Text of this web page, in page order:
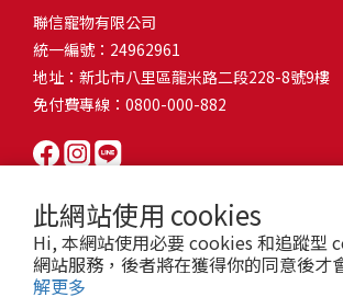
此網站使用 cookies
Hi, 本網站使用必要 cookies 和追蹤型
網站服務，後者將在獲得你的同意後才
解更多
尿尿？A: 建立固定如廁時間表，成功時立即獎
密切監督。意外發生時不責罵，使用專用除臭劑
一直吠叫怎麼辦？A: 找出原因（尋求注意力、
「安靜」指令，停止吠叫時獎勵。避免對吠叫
向獎勵比懲罰更有效且健康。懲罰可能導致恐
狗狗怎麼辦？A: 循序漸進社交化，從友善成犬
正面經驗後給予獎勵。考慮參加專業幼犬社交課
慮要如何處理？A: 練習短暫分離，逐漸延長。
調。提供能分散注意力的玩具，建立可預測的
有血絲、異味特別重，那就要小心可能是 寄生
蟲、球蟲）或腸胃炎、腸道疾病。這類情況會
下來甚至可能造成貓咪消瘦、免疫力下降。定
月一次，成貓每 3~6 個月一次）。觀察貓咪精
嘔吐、食慾下降，務必儘早就醫。重點提醒：如
天，或糞便異常，應立即帶去獸醫院檢查！ 貓
壓力影響腸胃壓力不只影響人類，也會影響貓
張、焦慮、驚嚇（如煙火聲、大聲喧嘩），都
尤其是個性敏感的貓咪，對變化的適應力比較
就先「罷工」。減少壓力來源，盡量讓貓咪的
髮打結和皮膚問題。建議週期：短毛貓每週梳
2-3天梳一次。挑選合適的梳具也很重要，可以
或專用脫毛梳，依照毛質選擇。記得將梳毛變
不僅能增加你們的互動時間，也讓貓咪享受被
貓掉毛方法2：定期洗澡「貓咪會自己清潔，不
其實不完全正確哦！適當的洗澡能幫助貓咪清
澡頻率不宜過高，一般室內貓咪1-3個月洗一次
而會造成皮膚乾燥。選擇專為貓咪設計的溫和
完全吹乾，避免濕毛造成皮膚問題。如果貓咪
花費3：貓跳台貓咪雖然不需要外出進行放電，
放高度適合的貓跳台提供貓咪玩耍，貓跳台與
咪對於環境的安全感。一次性養貓用品相關花
用品，可選擇合適貓咪體型大小，不宜過小。
想，需要準備一個能夠讓牠們放肆磨爪的貓抓
時，外出籠就非常重要，平常也可以適度讓貓
緊急情況時，貓咪過度抗拒。總結來說貓咪在
費用大約落在 $ 7900~ $ 11600不等。雖說金額
聯信寵物有限公司
統一編號：24962961
地址：新北市八里區龍米路二段228-8號9樓
免付費專線：0800-000-882